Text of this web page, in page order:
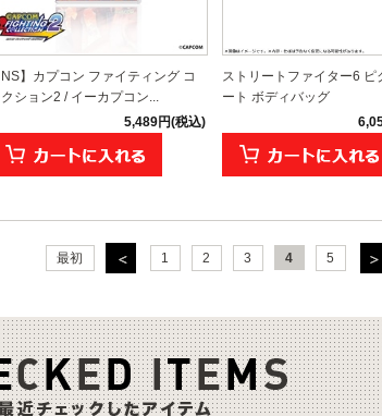
NS】カプコン ファイティング コ
ション2 / イーカプコン...
5,489円(税込)
ストリートファイター6 ピ
ート ボディバッグ
最初 1 2 3 4 5